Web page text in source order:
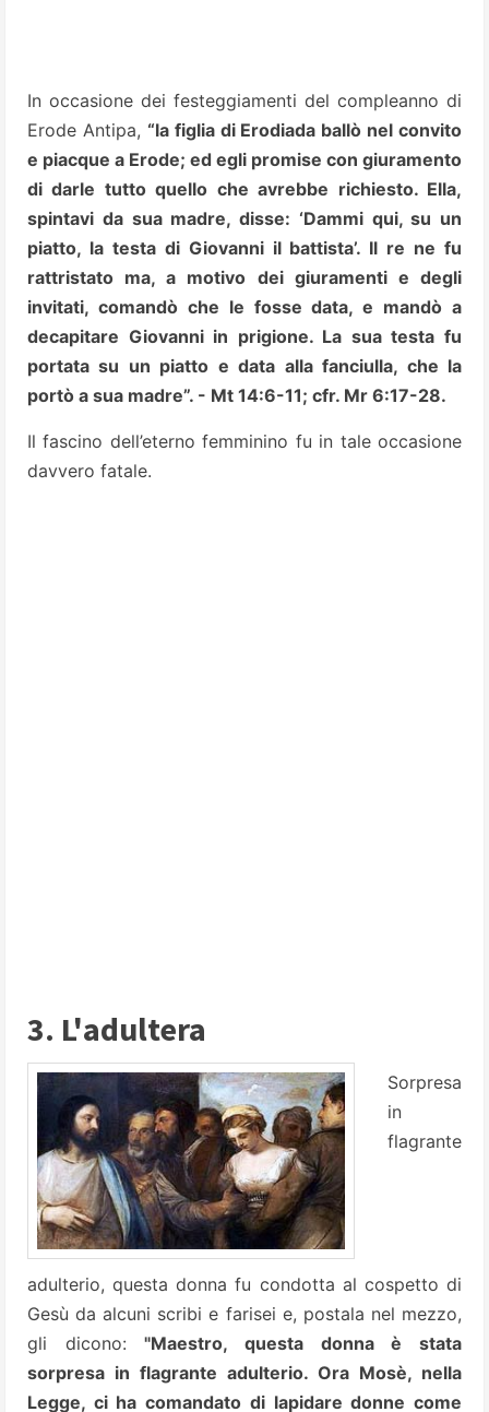
In occasione dei festeggiamenti del compleanno di
Erode Antipa, “la figlia di Erodiada ballò nel convito
e piacque a Erode; ed egli promise con giuramento
di darle tutto quello che avrebbe richiesto. Ella,
spintavi da sua madre, disse: ‘Dammi qui, su un
piatto, la testa di Giovanni il battista’. Il re ne fu
rattristato ma, a motivo dei giuramenti e degli
invitati, comandò che le fosse data, e mandò a
decapitare Giovanni in prigione. La sua testa fu
portata su un piatto e data alla fanciulla, che la
portò a sua madre”. - Mt 14:6-11; cfr. Mr 6:17-28.
Il fascino dell’eterno femminino fu in tale occasione
davvero fatale.
3. L'adultera
Sorpresa
in
flagrante
adulterio, questa donna fu condotta al cospetto di
Gesù da alcuni scribi e farisei e, postala nel mezzo,
gli dicono:"Maestro, questa donna è stata
sorpresa in flagrante adulterio. Ora Mosè, nella
Legge, ci ha comandato di lapidare donne come